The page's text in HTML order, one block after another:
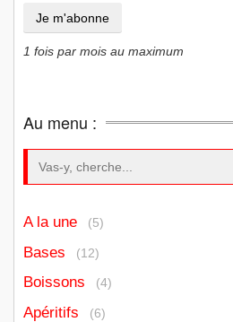
1 fois par mois au maximum
Au menu :
A la une (5)
Bases (12)
Boissons (4)
Apéritifs (6)